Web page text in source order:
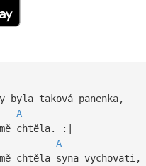
byla taková panenka,
A
chtěla. :|
A
chtěla syna vychovati,